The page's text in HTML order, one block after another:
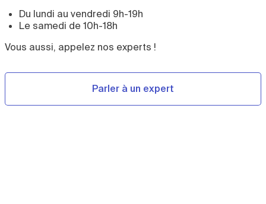
Du lundi au vendredi 9h-19h
Le samedi de 10h-18h
Vous aussi, appelez nos experts !
Parler à un expert